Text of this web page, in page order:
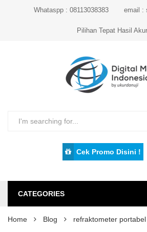
Whataspp : 08113038383 email :
Pilihan Tepat Hasil
Cek Promo Disini !
CATEGORIES
Home Blog refraktometer portabel